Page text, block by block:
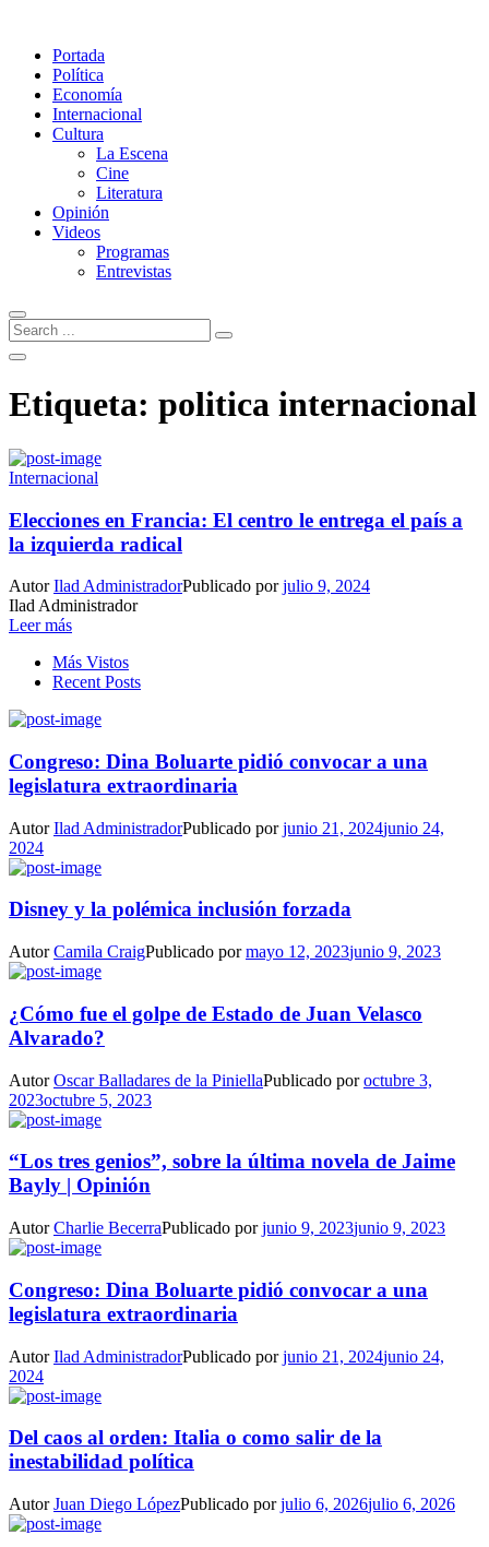
Portada
Política
Economía
Internacional
Cultura
La Escena
Cine
Literatura
Opinión
Videos
Programas
Entrevistas
Etiqueta: politica internacional
Internacional
Elecciones en Francia: El centro le entrega el país a
la izquierda radical
AutorIlad AdministradorPublicado porjulio 9, 2024
Ilad Administrador
Leer más
Más Vistos
Recent Posts
Congreso: Dina Boluarte pidió convocar a una
legislatura extraordinaria
AutorIlad AdministradorPublicado porjunio 21, 2024junio 24,
2024
Disney y la polémica inclusión forzada
AutorCamila CraigPublicado pormayo 12, 2023junio 9, 2023
¿Cómo fue el golpe de Estado de Juan Velasco
Alvarado?
AutorOscar Balladares de la PiniellaPublicado poroctubre 3,
2023octubre 5, 2023
“Los tres genios”, sobre la última novela de Jaime
Bayly | Opinión
AutorCharlie BecerraPublicado porjunio 9, 2023junio 9, 2023
Congreso: Dina Boluarte pidió convocar a una
legislatura extraordinaria
AutorIlad AdministradorPublicado porjunio 21, 2024junio 24,
2024
Del caos al orden: Italia o como salir de la
inestabilidad política
AutorJuan Diego LópezPublicado porjulio 6, 2026julio 6, 2026